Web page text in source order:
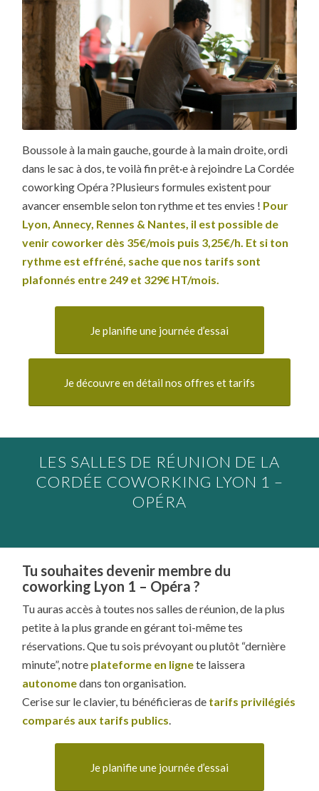
Boussole à la main gauche, gourde à la main droite, ordi
dans le sac à dos, te voilà fin prêt·e à rejoindre La Cordée
coworking Opéra ?Plusieurs formules existent pour
avancer ensemble selon ton rythme et tes envies ! Pour
Lyon, Annecy, Rennes & Nantes, il est possible de
venir coworker dès 35€/mois puis 3,25€/h. Et si ton
rythme est effréné, sache que nos tarifs sont
plafonnés entre 249 et 329€ HT/mois.
Je planifie une journée d’essai
Je découvre en détail nos offres et tarifs
LES SALLES DE RÉUNION DE LA
CORDÉE COWORKING LYON 1 –
OPÉRA
Tu souhaites devenir membre du
coworking Lyon 1 – Opéra ?
Tu auras accès à toutes nos salles de réunion, de la plus
petite à la plus grande en gérant toi-même tes
réservations. Que tu sois prévoyant ou plutôt “dernière
minute”, notre plateforme en lignete laissera
autonomedans ton organisation.
Cerise sur le clavier, tu bénéficieras de tarifs privilégiés
comparés aux tarifs publics
Je planifie une journée d’essai